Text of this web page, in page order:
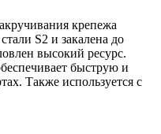
крепежа
S2 и закалена до
высокий ресурс.
быструю и
Также используется с